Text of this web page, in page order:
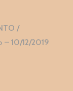
/
12/2019